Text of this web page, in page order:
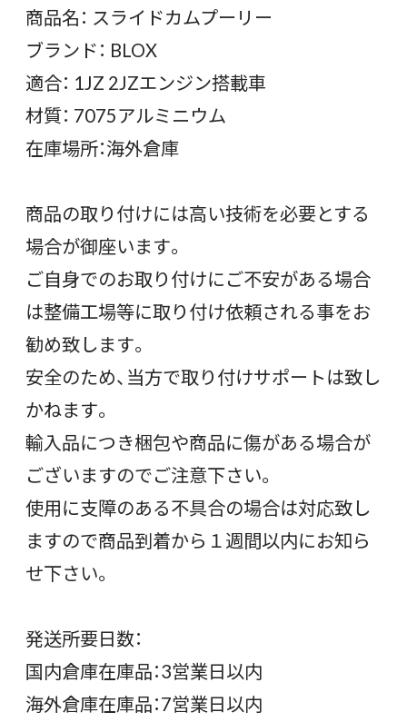
商品名： スライドカムプーリー
ブランド： BLOX
適合： 1JZ 2JZエンジン搭載車
材質： 7075アルミニウム
在庫場所：海外倉庫
商品の取り付けには高い技術を必要とする
場合が御座います。
ご自身でのお取り付けにご不安がある場合
は整備工場等に取り付け依頼される事をお
勧め致します。
安全のため、当方で取り付けサポートは致し
かねます。
輸入品につき梱包や商品に傷がある場合が
ございますのでご注意下さい。
使用に支障のある不具合の場合は対応致し
ますので商品到着から１週間以内にお知ら
せ下さい。
発送所要日数：
国内倉庫在庫品：3営業日以内
海外倉庫在庫品：7営業日以内